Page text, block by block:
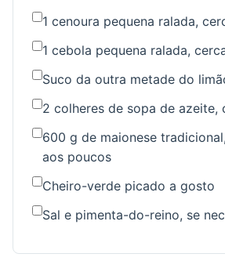
1 cenoura pequena ralada,
1 cebola pequena ralada,
Suco da outra metade do
2 colheres de sopa de azeite,
600 g de maionese
aos poucos
Cheiro-verde picado a gosto
Sal e pimenta-do-reino, se